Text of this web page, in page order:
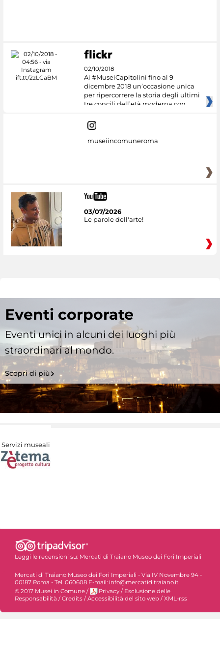
02/10/2018
Ai #MuseiCapitolini fino al 9
dicembre 2018 un’occasione unica
per ripercorrere la storia degli ultimi
tre concili dell’età moderna con
museiincomuneroma
03/07/2026
Le parole dell'arte!
Eventi corporate
Eventi unici in alcuni dei luoghi più
straordinari al mondo.
Scopri di più
Servizi museali
Leggi le recensioni su: Mercati di Traiano Museo dei Fori Imperiali
Mercati di Traiano Museo dei Fori Imperiali - Via IV Novembre 94 -
00187 Roma - Tel. 060608 E-mail: info@mercatiditraiano.it
© 2017 Musei in Comune / Privacy / Esclusione delle
Responsabilità / Credits / Accessibilità del sito web / XML-rss